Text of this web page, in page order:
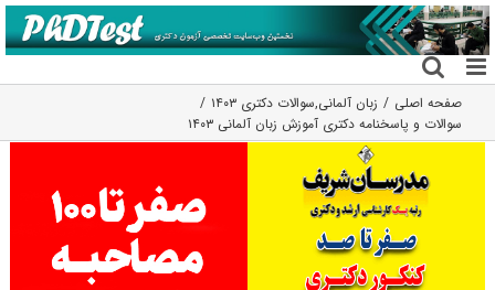
رفتن
به
محتوا
صفحه اصلی زبان آلمانی,سوالات دکتری ۱۴۰۳
سوالات و پاسخنامه دکتری آموزش زبان آلمانی ۱۴۰۳